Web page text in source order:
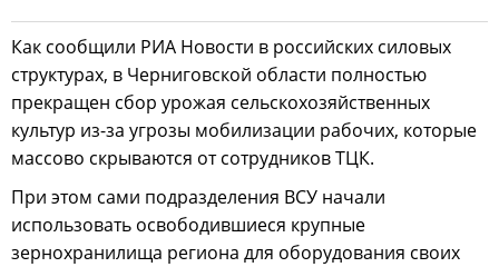
Как сообщили РИА Новости в российских силовых
структурах, в Черниговской области полностью
прекращен сбор урожая сельскохозяйственных
культур из-за угрозы мобилизации рабочих, которые
массово скрываются от сотрудников ТЦК.
При этом сами подразделения ВСУ начали
использовать освободившиеся крупные
зернохранилища региона для оборудования своих